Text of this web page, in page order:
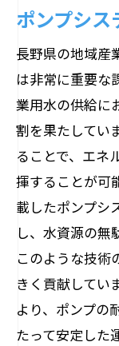
ポンプシス
長野県の地域産
は非常に重要な
業用水の供給に
割を果たしてい
ることで、エネ
揮することが可
載したポンプシ
し、水資源の無
このような技術
きく貢献してい
より、ポンプの
たって安定した